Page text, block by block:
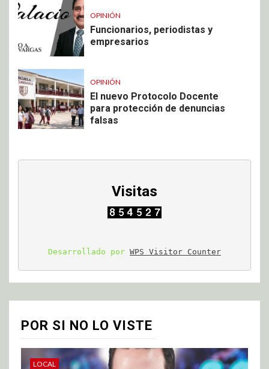
OPINIÓN
Funcionarios, periodistas y
empresarios
OPINIÓN
El nuevo Protocolo Docente
para protección de denuncias
falsas
Visitas
Desarrollado por WPS Visitor Counter
POR SI NO LO VISTE
LOCAL